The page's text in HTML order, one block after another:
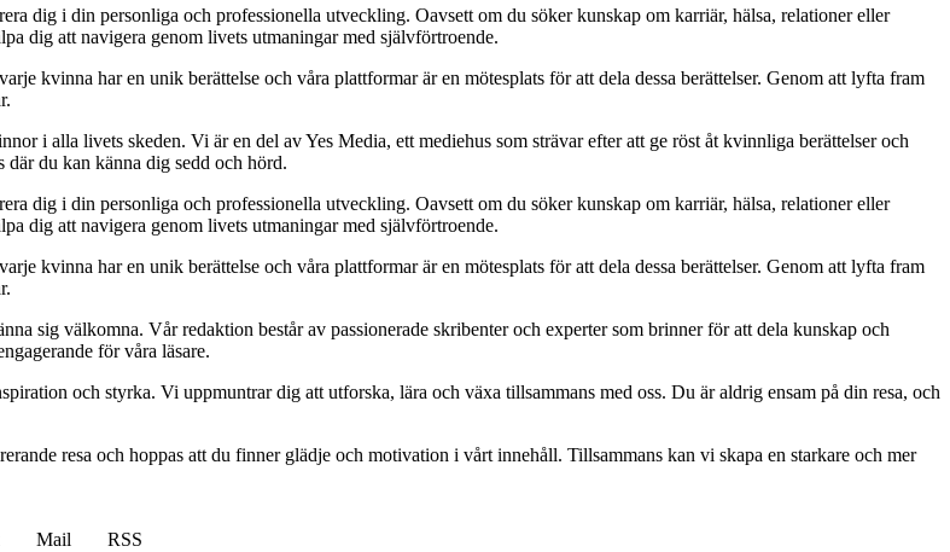
dig i din personliga och professionella utveckling. Oavsett om du söker kunskap om karriär, hälsa, relationer eller
dig att navigera genom livets utmaningar med självförtroende.
kvinna har en unik berättelse och våra plattformar är en mötesplats för att dela dessa berättelser. Genom att lyfta fram
i alla livets skeden. Vi är en del av Yes Media, ett mediehus som strävar efter att ge röst åt kvinnliga berättelser och
du kan känna dig sedd och hörd.
dig i din personliga och professionella utveckling. Oavsett om du söker kunskap om karriär, hälsa, relationer eller
dig att navigera genom livets utmaningar med självförtroende.
kvinna har en unik berättelse och våra plattformar är en mötesplats för att dela dessa berättelser. Genom att lyfta fram
sig välkomna. Vår redaktion består av passionerade skribenter och experter som brinner för att dela kunskap och
för våra läsare.
och styrka. Vi uppmuntrar dig att utforska, lära och växa tillsammans med oss. Du är aldrig ensam på din resa, och
resa och hoppas att du finner glädje och motivation i vårt innehåll. Tillsammans kan vi skapa en starkare och mer
Mail
RSS